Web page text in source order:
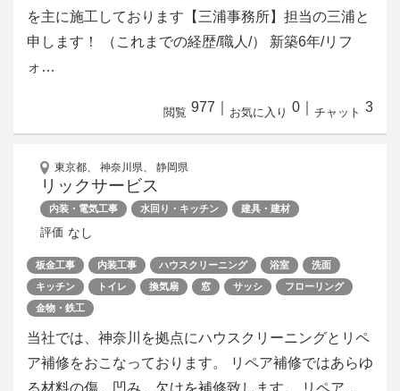
を主に施工しております【三浦事務所】担当の三浦と
申します！ （これまでの経歴/職人/） 新築6年/リフ
ォ…
閲覧 977 お気に入り 0 チャット 3
東京都、 神奈川県、 静岡県
リックサービス
内装・電気工事 水回り・キッチン 建具・建材
評価 なし
板金工事 内装工事 ハウスクリーニング 浴室
洗面
キッチン
トイレ 換気扇 窓 サッシ
フローリング
金物・鉄工
当社では、神奈川を拠点にハウスクリーニングとリペ
ア補修をおこなっております。 リペア補修ではあらゆ
る材料の傷、凹み、欠けを補修致します。 リペア…